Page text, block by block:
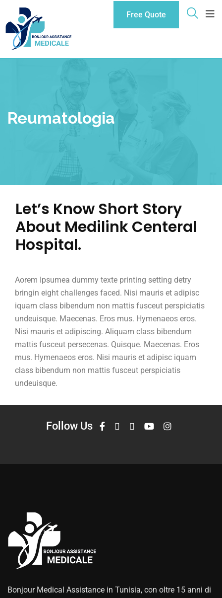
Free Quote
Reumatologia
Let’s Know Short Story
About Medilink Centeral
Hospital.
Aorem Ipsumea dummy texte printing setting detry
bringin eight challenges faced. Nisi mauris et adipisc
iquam class bibendum non mattis fusceut perspiciatis
undeuisque. Maecenas. Eros mus. Hymenaeos eros.
Nisi mauris et adipiscing. Aliquam class bibendum
mattis fusceut persecenas. Quisque. Maecenas. Eros
mus. Hymenaeos eros. Nisi mauris et adipisc iquam
class bibendum non mattis fusceut perspiciatis
undeuisque.
Follow Us
Bonjour Medical Assistance in Tunisia, con oltre 15 anni di